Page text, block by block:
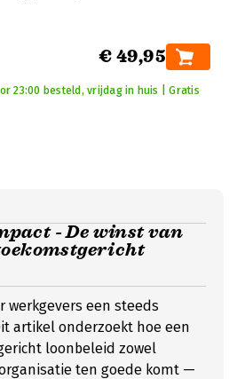
€ 49,95
23:00 besteld, vrijdag in huis | Gratis
- De winst van
werkgevers een steeds
artikel onderzoekt hoe een
loonbeleid zowel
ten goede komt —